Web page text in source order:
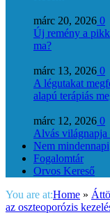
márc 20, 2026 0
Új remény a
ma?
márc 13, 2026 0
A légutakat
alapú terápiás
márc 12, 2026 0
Alvás világnapja
Nem mindennapi
Fogalomtár
Orvos Kereső
You are at:Home »
az oszteoporózis